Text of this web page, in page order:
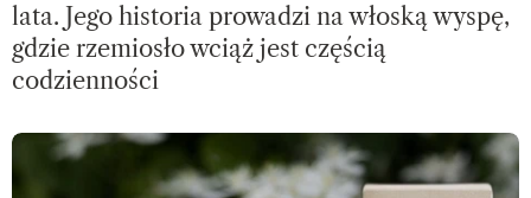
lata. Jego historia prowadzi na włoską wyspę,
gdzie rzemiosło wciąż jest częścią
codzienności